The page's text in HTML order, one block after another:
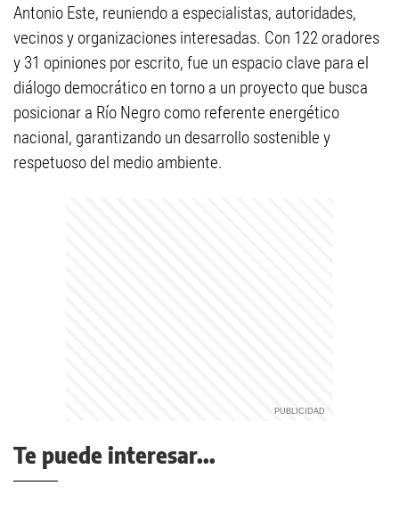
Antonio Este, reuniendo a especialistas, autoridades,
vecinos y organizaciones interesadas. Con 122 oradores
y 31 opiniones por escrito, fue un espacio clave para el
diálogo democrático en torno a un proyecto que busca
posicionar a Río Negro como referente energético
nacional, garantizando un desarrollo sostenible y
respetuoso del medio ambiente.
Te puede interesar...